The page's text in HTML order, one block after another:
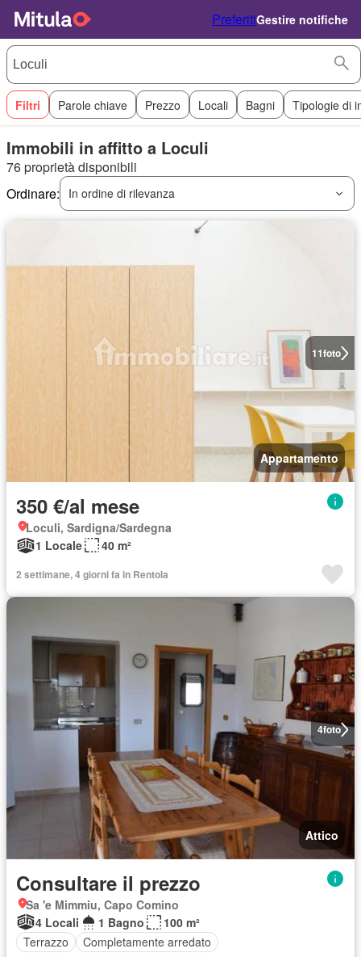
PreferitiGestire notifiche
Filtri Parole chiave Prezzo Locali Bagni Tipologie di
Immobili in affitto a Loculi
76 proprietà disponibili
Ordinare:
In ordine di rilevanza
11foto
Appartamento
350 €/al mese
Loculi, Sardigna/Sardegna
1 Locale
40 m²
2 settimane, 4 giorni fa in Rentola
4foto
Attico
Consultare il prezzo
Sa 'e Mimmiu, Capo Comino
4 Locali
1 Bagno
100 m²
Terrazzo
Completamente arredato